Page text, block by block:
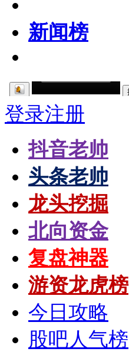
新闻榜
登录注册
抖音老帅
头条老帅
龙头挖掘
北向资金
复盘神器
游资龙虎榜
今日攻略
股吧人气榜